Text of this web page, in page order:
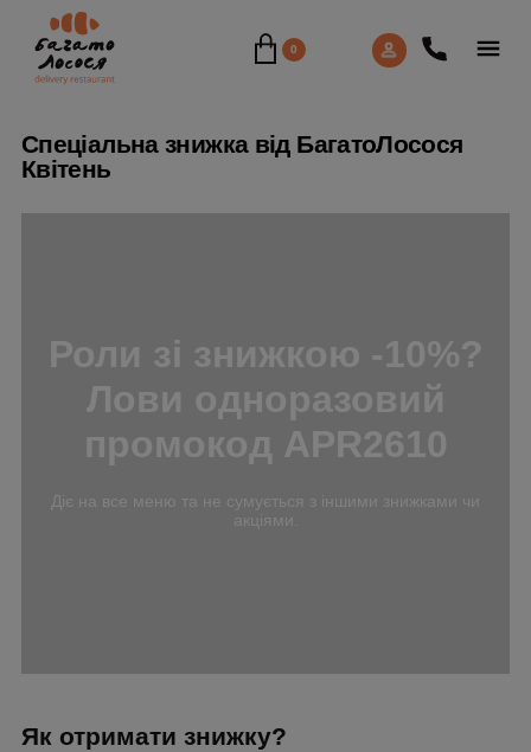
0
Спеціальна знижка від БагатоЛосося
Квітень
Роли зі знижкою -10%?
Лови одноразовий
промокод APR2610
Діє на все меню та не сумується з іншими знижками чи
акціями.
Як отримати знижку?